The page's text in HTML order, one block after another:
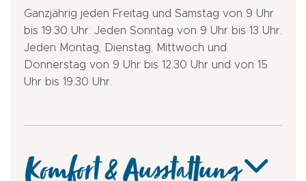
Ganzjährig jeden Freitag und Samstag von 9 Uhr
bis 19.30 Uhr. Jeden Sonntag von 9 Uhr bis 13 Uhr.
Jeden Montag, Dienstag, Mittwoch und
Donnerstag von 9 Uhr bis 12.30 Uhr und von 15
Uhr bis 19.30 Uhr.